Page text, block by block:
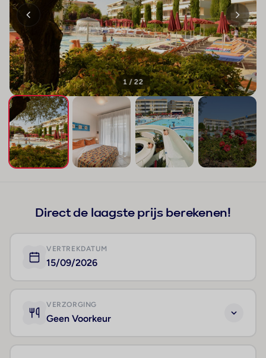
1 / 22
Direct de laagste prijs berekenen!
VERTREKDATUM
15/09/2026
VERZORGING
Geen Voorkeur